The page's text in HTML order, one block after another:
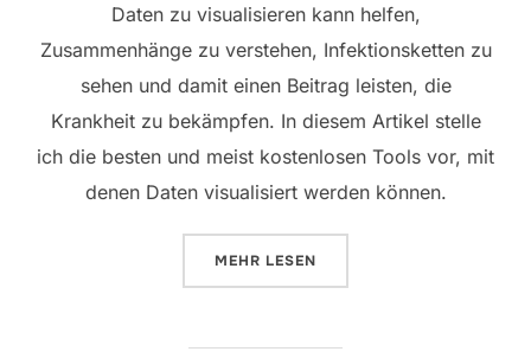
Daten zu visualisieren kann helfen,
Zusammenhänge zu verstehen, Infektionsketten zu
sehen und damit einen Beitrag leisten, die
Krankheit zu bekämpfen. In diesem Artikel stelle
ich die besten und meist kostenlosen Tools vor, mit
denen Daten visualisiert werden können.
MEHR ÜBER „DATENVISUALISIERUNG
LESEN